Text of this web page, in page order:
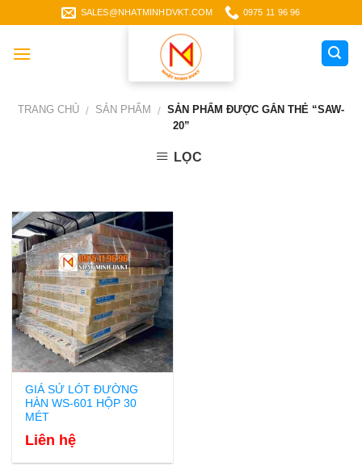
to
content
SALES@NHATMINHDVKT.COM 0975 11 96 96
TRANG CHỦ / SẢN PHẨM / SẢN PHẨM ĐƯỢC GẮN THẺ “SAW-
20”
LỌC
GIÁ SỨ LÓT ĐƯỜNG
HÀN WS-601 HỘP 30
MÉT
Liên hệ